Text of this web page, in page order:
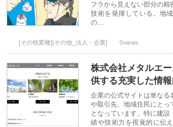
フラから見えない部分の
技術を発揮している。地
の…
[その他業種][その他_法人・企業] 0views
株式会社メタルエ
供する充実した情
企業の公式サイトは単なる
や取引先、地域住民にとっ
となっています。特に建
績や技術力を視覚的に伝